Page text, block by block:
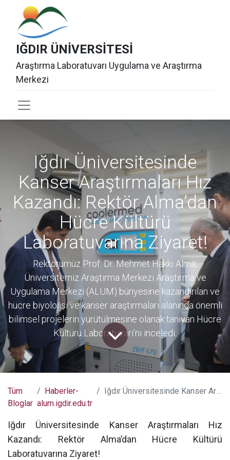
IĞDIR ÜNİ​VERSİT​ESİ
Araştırma Laboratuvarı Uygulama ve Araştırma
Merkezi
Iğdır Üniversitesinde
Kanser Araştırmaları Hız
Kazandı: Rektör Alma’dan
Hücre Kültürü
Laboratuvarına Ziyaret!
Rektörümüz Prof. Dr. Mehmet Hakkı Alma,
Üniversitemiz Araştırma Merkezi Araştırma ve
Uygulama Merkezi (ALUM) bünyesine kazandırılan ve
hücre biyolojisi ve kanser araştırmaları alanında önemli
bilimsel projelerin yürütülmesine olanak tanıyan Hücre
Kültürü Laboratuvarı’nı inceledi.
Tüm
Bloglar
Haberler-
alum.igdir.edu.tr
Iğdır Üniversitesinde Kanser Araştırmaları Hız Kazandı: Rektör Alma’dan Hücre Kültürü Laboratuvarına Ziyaret!
Iğdır Üniversitesinde Kanser Araştırmaları Hız
Kazandı: Rektör Alma’dan Hücre Kültürü
Laboratuvarına Ziyaret!